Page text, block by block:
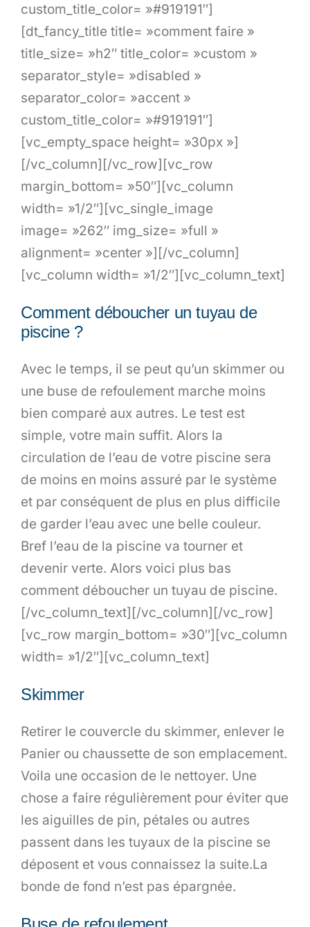
custom_title_color= »#919191″]
[dt_fancy_title title= »comment faire »
title_size= »h2″ title_color= »custom »
separator_style= »disabled »
separator_color= »accent »
custom_title_color= »#919191″]
[vc_empty_space height= »30px »]
[/vc_column][/vc_row][vc_row
margin_bottom= »50″][vc_column
width= »1/2″][vc_single_image
image= »262″ img_size= »full »
alignment= »center »][/vc_column]
[vc_column width= »1/2″][vc_column_text]
Comment déboucher un tuyau de
piscine ?
Avec le temps, il se peut qu’un skimmer ou
une buse de refoulement marche moins
bien comparé aux autres. Le test est
simple, votre main suffit. Alors la
circulation de l’eau de votre piscine sera
de moins en moins assuré par le système
et par conséquent de plus en plus difficile
de garder l’eau avec une belle couleur.
Bref l’eau de la piscine va tourner et
devenir verte. Alors voici plus bas
comment déboucher un tuyau de piscine.
[/vc_column_text][/vc_column][/vc_row]
[vc_row margin_bottom= »30″][vc_column
width= »1/2″][vc_column_text]
Skimmer
Retirer le couvercle du skimmer, enlever le
Panier ou chaussette de son emplacement.
Voila une occasion de le nettoyer. Une
chose a faire régulièrement pour éviter que
les aiguilles de pin, pétales ou autres
passent dans les tuyaux de la piscine se
déposent et vous connaissez la suite.La
bonde de fond n’est pas épargnée.